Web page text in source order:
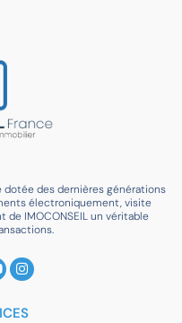
dotée des dernières générations
électroniquement, visite
IMOCONSEIL un véritable